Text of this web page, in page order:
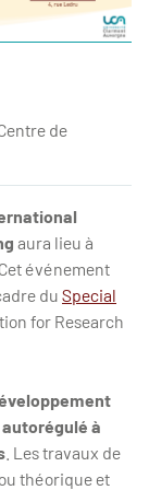
de
aura lieu à
. Cet événement
du Special
for Research
à
. Les travaux de
théorique et